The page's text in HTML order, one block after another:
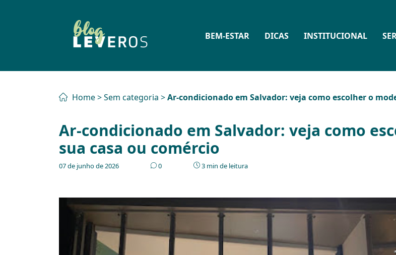
BEM-ESTAR DICAS INSTITUCIONAL
Home>Sem categoria >Ar-condicionado em Salvador: veja como escolher o
Ar-condicionado em Salvador: veja como
sua casa ou comércio
07 de junho de 2026 0 3 min de leitura